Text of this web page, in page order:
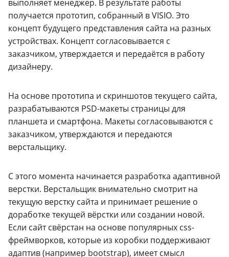
выполняет менеджер. В результате работы
получается прототип, собранный в VISIO. Это
концепт будущего представления сайта на разных
устройствах. Концепт согласовывается с
заказчиком, утверждается и передаётся в работу
дизайнеру.
На основе прототипа и скриншотов текущего сайта,
разрабатываются PSD-макеты страницы для
планшета и смартфона. Макеты согласовываются с
заказчиком, утверждаются и передаются
верстальщику.
С этого момента начинается разработка адаптивной
верстки. Верстальщик внимательно смотрит на
текущую верстку сайта и принимает решение о
доработке текущей вёрстки или создании новой.
Если сайт свёрстан на основе популярных css-
фреймворков, которые из коробки поддерживают
адаптив (например bootstrap), имеет смысл